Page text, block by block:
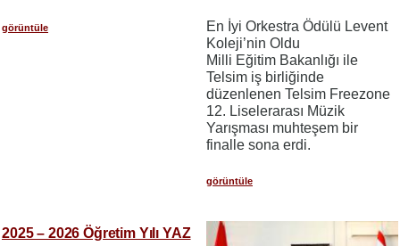
görüntüle
En İyi Orkestra Ödülü Levent
Koleji’nin Oldu
Milli Eğitim Bakanlığı ile
Telsim iş birliğinde
düzenlenen Telsim Freezone
12. Liselerarası Müzik
Yarışması muhteşem bir
finalle sona erdi.
görüntüle
2025 – 2026 Öğretim Yılı YAZ